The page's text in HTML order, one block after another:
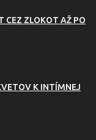
CEZ ZLOKOT AŽ PO
K INTÍMNEJ